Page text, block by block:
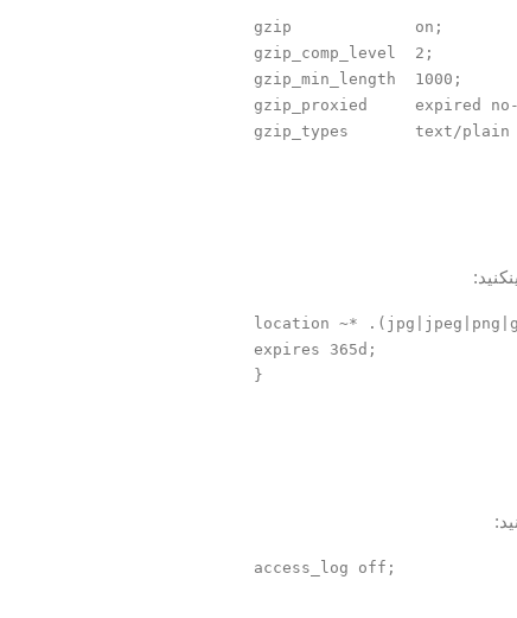
gzip             on;
gzip_comp_level  2;
gzip_min_length  1000;
gzip_proxied     expired
location ~*
expires 365d;